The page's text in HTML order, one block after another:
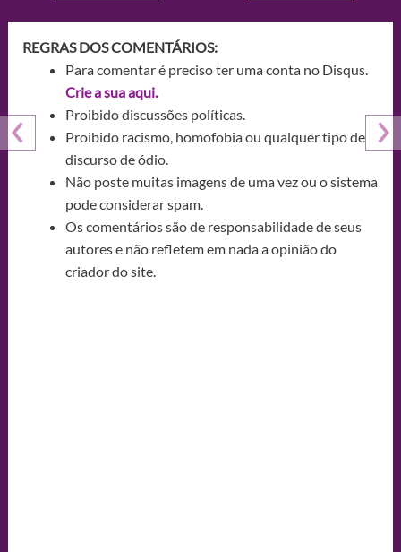
REGRAS DOS COMENTÁRIOS:
Para comentar é preciso ter uma conta no Disqus.
Crie a sua aqui.
Proibido discussões políticas.
Proibido racismo, homofobia ou qualquer tipo de
discurso de ódio.
Não poste muitas imagens de uma vez ou o sistema
pode considerar spam.
Os comentários são de responsabilidade de seus
autores e não refletem em nada a opinião do
criador do site.